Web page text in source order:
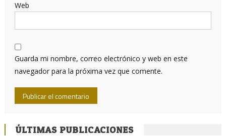
Web
Guarda mi nombre, correo electrónico y web en este
navegador para la próxima vez que comente.
ÚLTIMAS PUBLICACIONES